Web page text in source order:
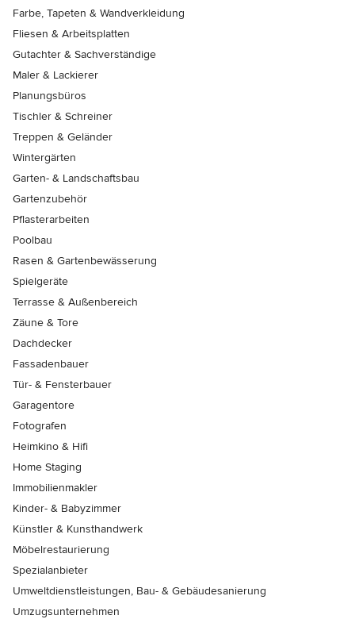
Farbe, Tapeten & Wandverkleidung
Fliesen & Arbeitsplatten
Gutachter & Sachverständige
Maler & Lackierer
Planungsbüros
Tischler & Schreiner
Treppen & Geländer
Wintergärten
Garten- & Landschaftsbau
Gartenzubehör
Pflasterarbeiten
Poolbau
Rasen & Gartenbewässerung
Spielgeräte
Terrasse & Außenbereich
Zäune & Tore
Dachdecker
Fassadenbauer
Tür- & Fensterbauer
Garagentore
Fotografen
Heimkino & Hifi
Home Staging
Immobilienmakler
Kinder- & Babyzimmer
Künstler & Kunsthandwerk
Möbelrestaurierung
Spezialanbieter
Umweltdienstleistungen, Bau- & Gebäudesanierung
Umzugsunternehmen